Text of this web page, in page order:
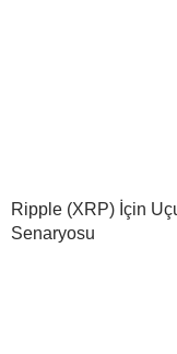
Ripple (XRP) İçin
Senaryosu